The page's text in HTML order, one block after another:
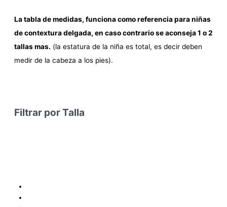
La tabla de medidas, funciona como referencia para niñas
de contextura delgada, en caso contrario se aconseja 1 o 2
tallas mas. (la estatura de la niña es total, es decir deben
medir de la cabeza a los pies).
Filtrar por Talla